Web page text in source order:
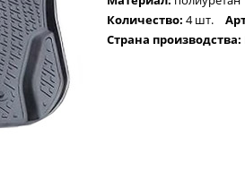
Количество:4 шт.
Страна производства: